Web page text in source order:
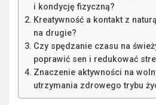
i kondycję fizyczną?
Kreatywność a kontakt z
na drugie?
Czy spędzanie czasu na
poprawić sen i redukować
Znaczenie aktywności na
utrzymania zdrowego trybu